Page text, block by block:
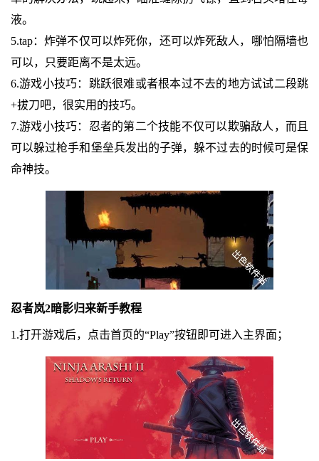
液。
5.tap：炸弹不仅可以炸死你，还可以炸死敌人，哪怕隔墙也
可以，只要距离不是太远。
6.游戏小技巧：跳跃很难或者根本过不去的地方试试二段跳
+拔刀吧，很实用的技巧。
7.游戏小技巧：忍者的第二个技能不仅可以欺骗敌人，而且
可以躲过枪手和堡垒兵发出的子弹，躲不过去的时候可是保
命神技。
忍者岚2暗影归来新手教程
1.打开游戏后，点击首页的“Play”按钮即可进入主界面；